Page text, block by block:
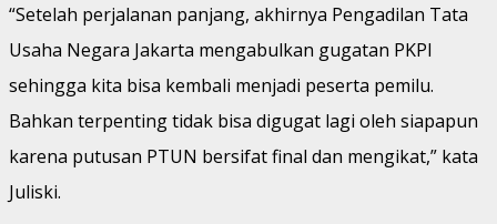
“Setelah perjalanan panjang, akhirnya Pengadilan Tata
Usaha Negara Jakarta mengabulkan gugatan PKPI
sehingga kita bisa kembali menjadi peserta pemilu.
Bahkan terpenting tidak bisa digugat lagi oleh siapapun
karena putusan PTUN bersifat final dan mengikat,” kata
Juliski.